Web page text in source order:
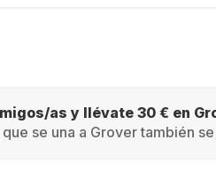
as y llévate 30 € en
se una a Grover también